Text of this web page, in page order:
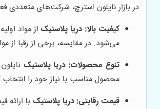
در بازار نایلون استرچ، شرکت‌های متعددی
کیفیت بالا: دریا پلاستیک از مواد
می‌شود. در مقایسه، برخی از رقبا از
تنوع محصولات: دریا پلاستیک
محصول مناسب با نیاز خود را انتخاب
قیمت رقابتی: دریا پلاستیک با